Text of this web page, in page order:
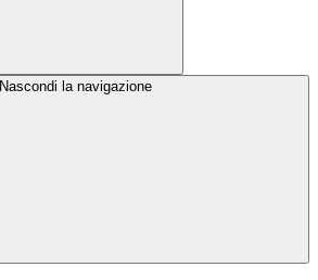
Nascondi la navigazione